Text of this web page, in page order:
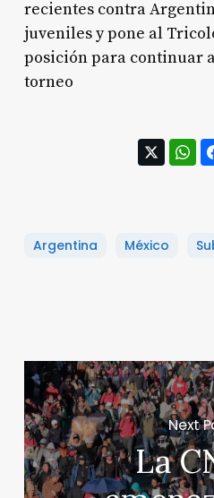
recientes contra
juveniles y pone al
posición para continuar
torneo
Argentina México
Next
La